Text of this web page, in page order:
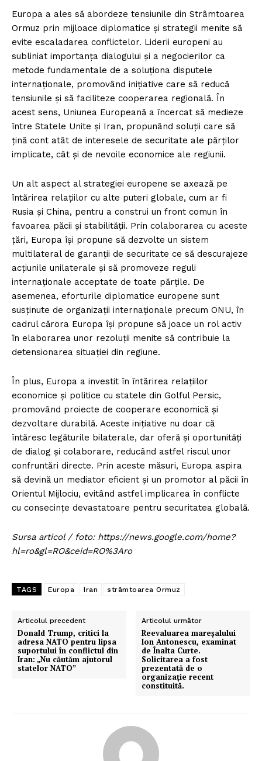
Europa a ales să abordeze tensiunile din Strâmtoarea
Ormuz prin mijloace diplomatice și strategii menite să
evite escaladarea conflictelor. Liderii europeni au
subliniat importanța dialogului și a negocierilor ca
metode fundamentale de a soluționa disputele
internaționale, promovând inițiative care să reducă
tensiunile și să faciliteze cooperarea regională. În
acest sens, Uniunea Europeană a încercat să medieze
între Statele Unite și Iran, propunând soluții care să
țină cont atât de interesele de securitate ale părților
implicate, cât și de nevoile economice ale regiunii.
Un alt aspect al strategiei europene se axează pe
întărirea relațiilor cu alte puteri globale, cum ar fi
Rusia și China, pentru a construi un front comun în
favoarea păcii și stabilității. Prin colaborarea cu aceste
țări, Europa își propune să dezvolte un sistem
multilateral de garanții de securitate ce să descurajeze
acțiunile unilaterale și să promoveze reguli
internaționale acceptate de toate părțile. De
asemenea, eforturile diplomatice europene sunt
susținute de organizații internaționale precum ONU, în
cadrul cărora Europa își propune să joace un rol activ
în elaborarea unor rezoluții menite să contribuie la
detensionarea situației din regiune.
În plus, Europa a investit în întărirea relațiilor
economice și politice cu statele din Golful Persic,
promovând proiecte de cooperare economică și
dezvoltare durabilă. Aceste inițiative nu doar că
întăresc legăturile bilaterale, dar oferă și oportunități
de dialog și colaborare, reducând astfel riscul unor
confruntări directe. Prin aceste măsuri, Europa aspira
să devină un mediator eficient și un promotor al păcii în
Orientul Mijlociu, evitând astfel implicarea în conflicte
cu consecințe devastatoare pentru securitatea globală.
Sursa articol / foto: https://news.google.com/home?
hl=ro&gl=RO&ceid=RO%3Aro
TAGS Europa Iran strâmtoarea Ormuz
Articolul precedent
Donald Trump, critici la
adresa NATO pentru lipsa
suportului în conflictul din
Iran: „Nu căutăm ajutorul
statelor NATO”
Articolul următor
Reevaluarea mareșalului
Ion Antonescu, examinat
de Înalta Curte.
Solicitarea a fost
prezentată de o
organizație recent
constituită.